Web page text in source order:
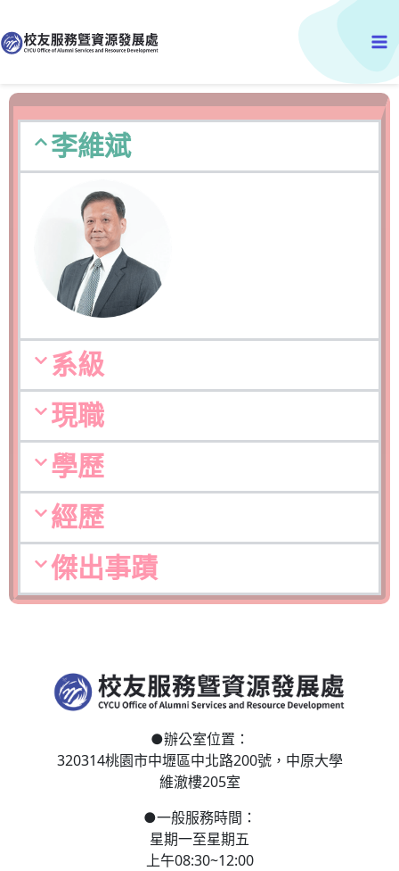
至
主
內
李維斌
系級
現職
學歷
經歷
傑出事蹟
●辦公室位置：
320314桃園市中壢區中北路200號， 中原大學
維澈樓205室
●一般服務時間：
星期一至星期五
上午08:30~12:00